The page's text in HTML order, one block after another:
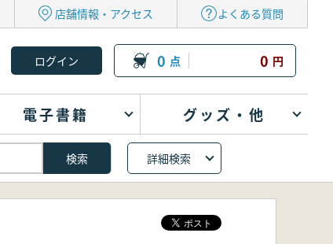
店舗情報・アクセス よくある質問
0 点 0 円
電子書籍 グッズ・他
詳細検索